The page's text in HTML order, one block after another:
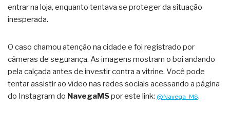
entrar na loja, enquanto tentava se proteger da situação
inesperada.
O caso chamou atenção na cidade e foi registrado por
câmeras de segurança. As imagens mostram o boi andando
pela calçada antes de investir contra a vitrine. Você pode
tentar assistir ao vídeo nas redes sociais acessando a página
do Instagram do NavegaMSpor este link: @Navega_MS.